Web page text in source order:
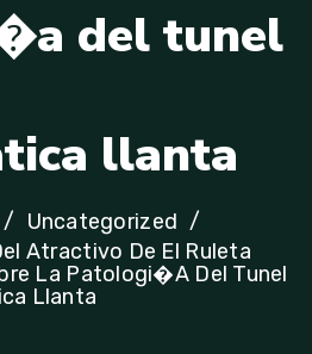
a del tunel
tica llanta
Uncategorized
Atractivo De El Ruleta
La Patologi�a Del Tunel
Llanta